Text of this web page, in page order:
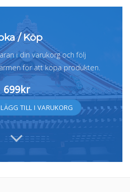
/ Köp
i din varukorg och följ
för att köpa produkten.
699kr
på ljudfil mängd
LÄGG TILL I VARUKORG Alternative: